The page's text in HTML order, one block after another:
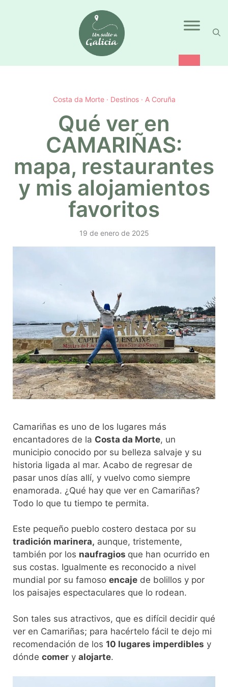
Costa da Morte· Destinos· A Coruña
Qué ver en
CAMARIÑAS:
mapa, restaurantes
y mis alojamientos
favoritos
19 de enero de 2025
Camariñas es uno de los lugares más
encantadores de la Costa da Morte, un
municipio conocido por su belleza salvaje y su
historia ligada al mar. Acabo de regresar de
pasar unos días allí, y vuelvo como siempre
enamorada. ¿Qué hay que ver en Camariñas?
Todo lo que tu tiempo te permita.
Este pequeño pueblo costero destaca por su
tradición marinera, aunque, tristemente,
también por los naufragios que han ocurrido en
sus costas. Igualmente es reconocido a nivel
mundial por su famoso encaje de bolillos y por
los paisajes espectaculares que lo rodean.
Son tales sus atractivos, que es difícil decidir qué
ver en Camariñas; para hacértelo fácil te dejo mi
recomendación de los 10 lugares imperdibles y
dónde comer y alojarte.